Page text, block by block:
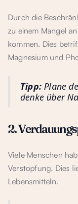
Durch die
zu einem Mangel
kommen. Dies
Magnesium und
Tipp: Plane
denke über
2.
Viele Menschen
Verstopfung. Dies
Lebensmitteln.